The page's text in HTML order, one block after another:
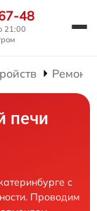
48
21:00
Ремонт
печи
с
Проводим